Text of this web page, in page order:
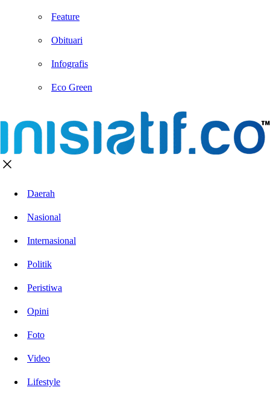
Feature
Obituari
Infografis
Eco Green
Daerah
Nasional
Internasional
Politik
Peristiwa
Opini
Foto
Video
Lifestyle